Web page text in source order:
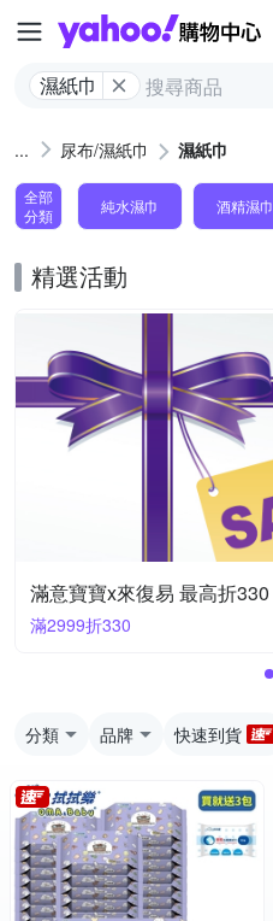
濕紙巾
尿布/濕紙巾 濕紙巾
全部
分類
純水濕巾 酒精濕巾
精選活動
滿意寶寶x來復易 最高折330
滿2999折330
分類 品牌 快速到貨